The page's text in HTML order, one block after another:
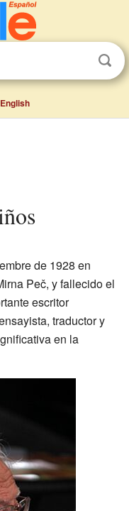
English
de 1928 en
Peč, y fallecido el
escritor
traductor y
en la